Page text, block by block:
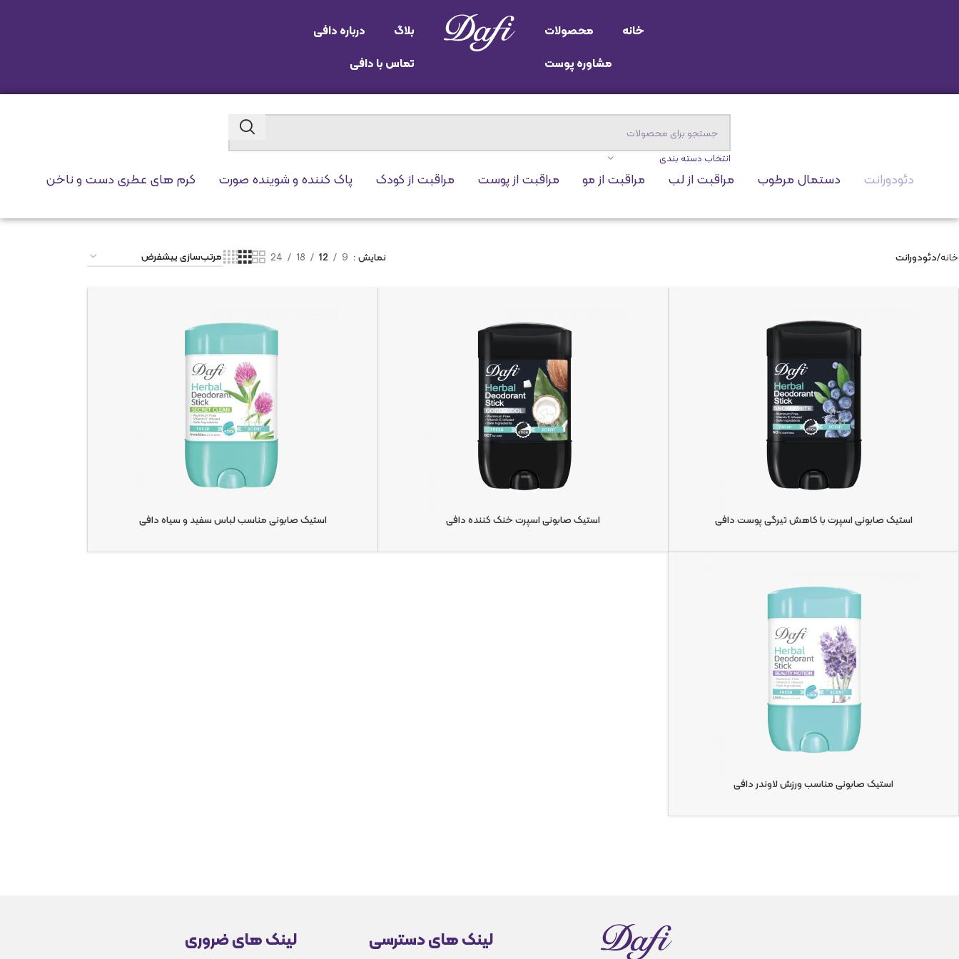
خانه
محصولات
مشاوره پوست
بلاگ
درباره دافی
تماس با دافی
انتخاب دسته بندی
دئودورانت دستمال مرطوب مراقبت از لب مراقبت از مو مراقبت از پوست مراقبت از کودک پاک کننده و شوینده صورت کرم های عطری دست و ناخن
خانه دئودورانت نمایش 9
12
18
24
استیک صابونی اسپرت با کاهش تیرگی پوست دافی استیک صابونی اسپرت خنک کننده دافی استیک صابونی مناسب لباس سفید و سیاه دافی
استیک صابونی مناسب ورزش لاوندر دافی
لینک های دسترسی لینک های ضروری